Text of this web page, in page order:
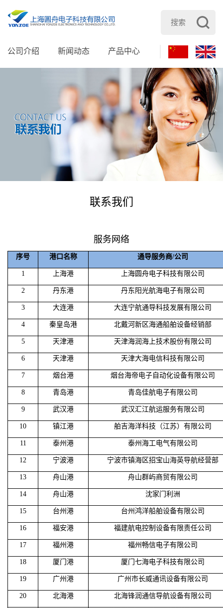
公司介绍 新闻动态 产品中心 服务支持 加
联系我们
服务网络
序号 港口名称 通导服务商/公司
1 上海港 上海圆舟电子科技有限公司
2 丹东港 丹东阳光航海电子有限公司
3 大连港 大连宁航通导科技发展有限公司
4 秦皇岛港 北戴河新区海通船舶设备经销部
5 天津港 天津海润海上技术股份有限公司
6 天津港 天津大海电信科技有限公司
7 烟台港 烟台海帝电子自动化设备有限公司
8 青岛港 青岛佳航电子有限公司
9 武汉港 武汉汇江航运服务有限公司
10 镇江港 舶吉海洋科技（江苏）有限公司
11 泰州港 泰州海工电气有限公司
1 2 宁波港 宁波市镇海区招宝山海英导航经营部
1 3 舟山港 舟山群屿商贸有限公司
1 4 舟山港 沈家门利洲
1 5 台州港 台州鸿洋船舶设备有限公司
1 6 福安港 福建航电控制设备有限责任公司
1 7 福州港 福州畅信电子有限公司
1 8 厦门港 厦门七海电子科技有限公司
1 9 广州港 广州市长威通讯设备有限公司
20 北海港 北海锋润通信导航设备有限公司